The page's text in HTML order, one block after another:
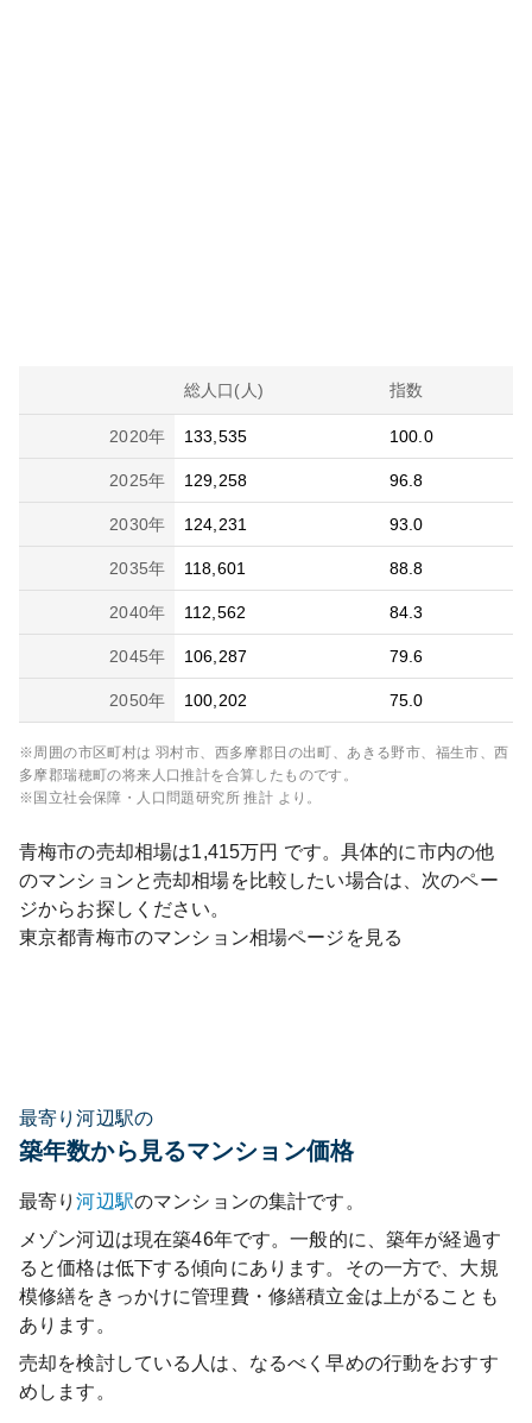
総人口(人) 指数
2020年 133,535 100.0
2025年 129,258 96.8
2030年 124,231 93.0
2035年 118,601 88.8
2040年 112,562 84.3
2045年 106,287 79.6
2050年 100,202 75.0
※周囲の市区町村は 羽村市、西多摩郡日の出町、あきる野市、福生市、西
多摩郡瑞穂町の将来人口推計を合算したものです。
※国立社会保障・人口問題研究所 推計 より。
青梅市の売却相場は1,415万円 です。具体的に市内の他
のマンションと売却相場を比較したい場合は、次のペー
ジからお探しください。
東京都青梅市のマンション相場ページを見る
最寄り河辺駅の
築年数から見るマンション価格
最寄り河辺駅のマンションの集計です。
メゾン河辺 は現在築46年です。一般的に、築年が経過す
ると価格は低下する傾向にあります。その一方で、大規
模修繕をきっかけに管理費・修繕積立金は上がることも
あります。
売却を検討している人は、なるべく早めの行動をおすす
めします。